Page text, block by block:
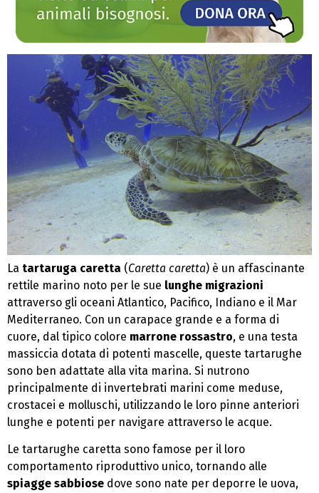
La tartaruga caretta (Caretta caretta) è un affascinante
rettile marino noto per le sue lunghe migrazioni
attraverso gli oceani Atlantico, Pacifico, Indiano e il Mar
Mediterraneo. Con un carapace grande e a forma di
cuore, dal tipico colore marrone rossastro, e una testa
massiccia dotata di potenti mascelle, queste tartarughe
sono ben adattate alla vita marina. Si nutrono
principalmente di invertebrati marini come meduse,
crostacei e molluschi, utilizzando le loro pinne anteriori
lunghe e potenti per navigare attraverso le acque.
Le tartarughe caretta sono famose per il loro
comportamento riproduttivo unico, tornando alle
spiagge sabbiose dove sono nate per deporre le uova,